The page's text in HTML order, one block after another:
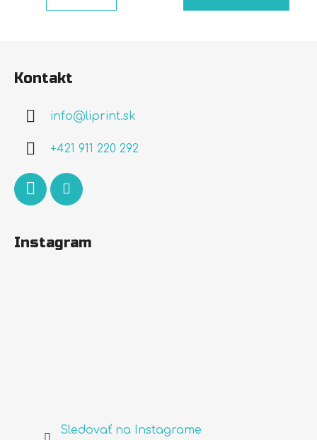
Kontakt
info@liprint.sk
+421 911 220 292
Instagram
Sledovať na Instagrame